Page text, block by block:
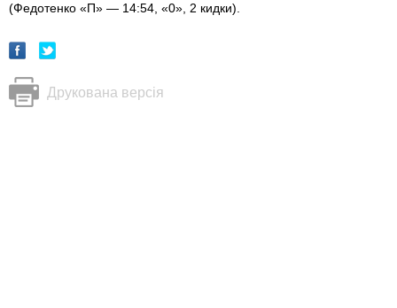
(Федотенко «П» — 14:54, «0», 2 кидки).
Друкована версія